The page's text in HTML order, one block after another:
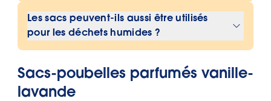
déchets organiques.
Les sacs peuvent être placés
directement dans la poubelle à
déchets organiques. Il suffit de
de les vider dans la poubelle avec leur
contenu
Les sacs peuvent-ils aussi être utilisés
pour les déchets humides ?
Swirl ®conviennent à tous les types de
déchets organiques, y compris les
Sacs-poubelles parfumés vanille-
lavande